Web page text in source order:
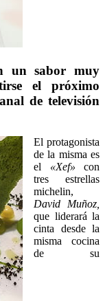
un sabor muy
el próximo
de televisión
El protagonista
de la misma es
el «Xef» con
tres estrellas
michelin,
David Muñoz,
que liderará la
cinta desde la
misma cocina
de su